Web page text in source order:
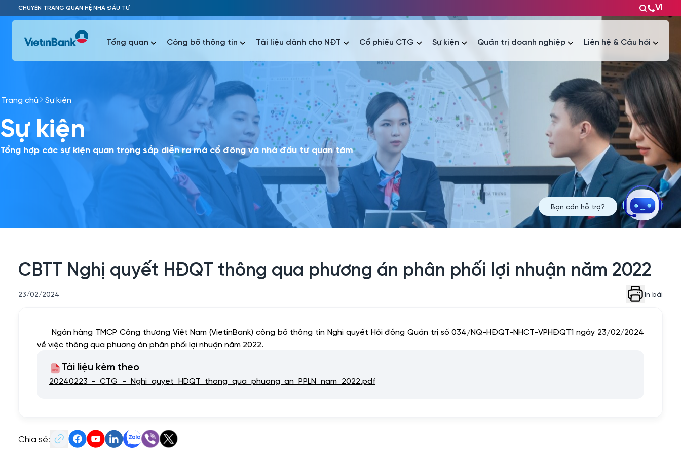
Skip to Main Content
CHUYÊN TRANG QUAN HỆ NHÀ ĐẦU TƯ VI
Phổ biến nhất
Báo cáo tài chính Thông tin giao dịch Công bố thông tin Sự kiện
Tổng quan Công bố thông tin Tài liệu dành cho NĐT Cổ phiếu CTG Sự kiện Quản trị doanh nghiệp Liên hệ & Câu hỏi
Phổ biến nhất
Thông tin giao dịch Công bố thông tin Tài liệu
Trang chủ Sự kiện
Sự kiện
Tổng hợp các sự kiện quan trọng sắp diễn ra mà cổ đông và nhà đầu tư quan tâm
CBTT Nghị quyết HĐQT thông qua phương án phân phối lợi nhuận năm 2022
23/02/2024 In bài
Ngân hàng TMCP Công thương Việt Nam (VietinBank) công bố thông tin Nghị quyết Hội đồng Quản trị số 034/NQ-HĐQT-NHCT-VPHĐQT1 ngày 23/02/2024
về việc thông qua phương án phân phối lợi nhuận năm 2022.
Tài liệu kèm theo
20240223_-_CTG_-_Nghi_quyet_HDQT_thong_qua_phuong_an_PPLN_nam_2022.pdf
Chia sẻ:
Bạn cần hỗ trợ?